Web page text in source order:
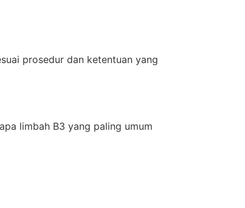
prosedur dan ketentuan yang
limbah B3 yang paling umum